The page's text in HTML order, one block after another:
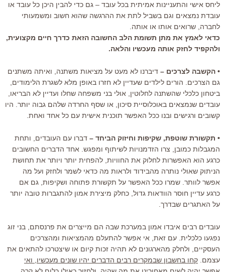
ליחס אישי והתעניינות אמיתית בכל עובד – גם כדי להבין היכן כל עובד או
עובדת נמצאים וגם בשביל לתת את ההרגשה שהוא חשוב ומשמעותי
לחברה, שרואים אותו או אותה.
כדאי לאמץ את מתן תשומת הלב החשובה הזאת כדרך חיים מקצועית,
ולהקפיד לחזק אותה מעכשיו והלאה.
• הקשבה לצרכים – דיברנו לא מעט על מציאות משתנה, ואיתה משתנים
גם הצרכים. הורים לילדים שעדיין לא חזרו באופן מלא לשגרת הלימודים,
ביטחון כלכלי שהשתנה לחלוטין, אולי בני משפחה שחלו ועדיין לא הבריאו,
עובדים שנמצאים באוכלוסיית סיכון, או שסף החרדה שלהם גבוה יותר. היו
קשובים ורגישים ובנו ככל האפשר תוכנית אישית עם כל אחד ואחת.
• תקשורת שוטפת, שקיפות וחיזוק הביחד – דברו עם העובדים, ותחת
המגבלות כמובן, צרו הזדמנויות לשיתוף ומפגש. אחד הדברים החשובים
כרגע הוא האפשרות לחלוק את החוויות, להפחית יותר ויותר את תחושת
הניתוק שאולי נותרה מהבידוד ולראות מה כדאי לשמר ולחזק ועל מה
אפשר לוותר. שמרו ככל האפשר על תקשורת פתוחה ושקיפות, גם אם
כרגע עדיין חוסר הוודאות גדול, כחלק מיצירת אמון להתגברות טובה יותר
על האתגרים שבדרך.
עובדים רבים איבדו אמון במערכת שבה הם מייצרים את פרנסתם, בני זוג
נפגעו כלכלית. עם זאת, אי אפשר להתעלם מהמציאות ומהצרכים
העסקיים, ולחלק מהארגונים לא תהיה זכות קיום או שיצטרכו להתאים את
עצמם. קחו בחשבון שבמקרים רבים הדברים יהיו שונים מעכשיו, ואי